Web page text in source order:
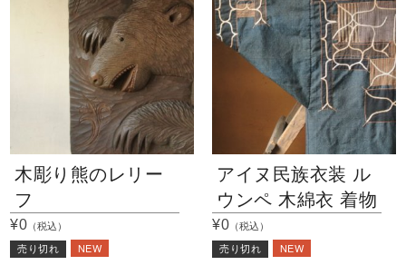
木彫り熊のレリー
フ
¥0 （税込）
売り切れ NEW
アイヌ民族衣装 ル
ウンペ 木綿衣 着物
¥0 （税込）
売り切れ NEW